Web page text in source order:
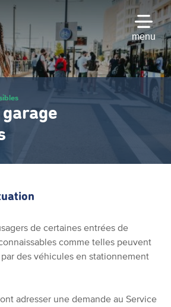
menu
de certaines entrées de
comme telles peuvent
des véhicules en stationnement
adresser une demande au Service